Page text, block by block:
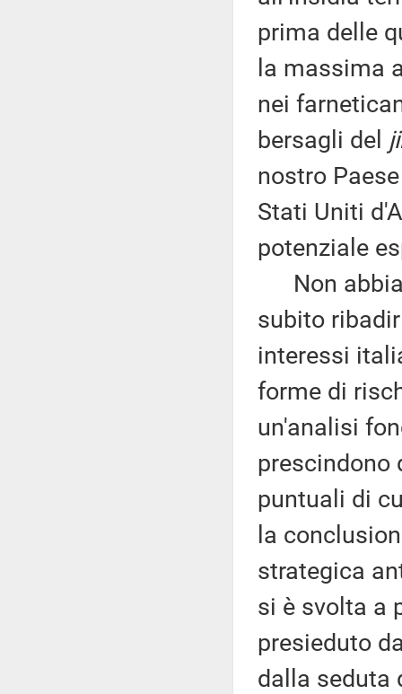
prima delle
la massima
nei
bersagli del
nostro
Stati Uniti
potenziale
Non
subito
interessi
forme di
un'analisi
prescindono
puntuali di
la
strategica
si è svolta a
presieduto
dalla seduta